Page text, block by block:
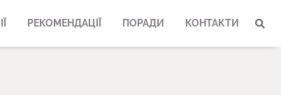
РЕКОМЕНДАЦІЇ ПОРАДИ КОНТАКТИ